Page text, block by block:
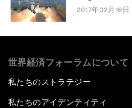
2017年02月16日
世界経済フォーラムについて
私たちのストラテジー
私たちのアイデンティティ